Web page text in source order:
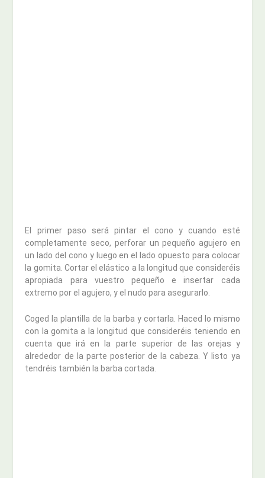
El primer paso será pintar el cono y cuando esté
completamente seco, perforar un pequeño agujero en
un lado del cono y luego en el lado opuesto para colocar
la gomita. Cortar el elástico a la longitud que consideréis
apropiada para vuestro pequeño e insertar cada
extremo por el agujero, y el nudo para asegurarlo.
Coged la plantilla de la barba y cortarla. Haced lo mismo
con la gomita a la longitud que consideréis teniendo en
cuenta que irá en la parte superior de las orejas y
alrededor de la parte posterior de la cabeza. Y listo ya
tendréis también la barba cortada.